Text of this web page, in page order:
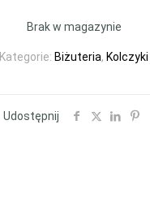
Brak w magazynie
Kategorie: Biżuteria, Kolczyki
Udostępnij